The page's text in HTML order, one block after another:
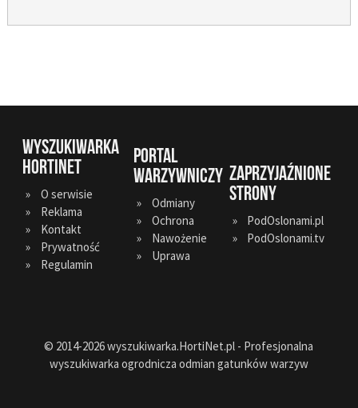
WYSZUKIWARKA
HORTINET
O serwisie
Reklama
Kontakt
Prywatność
Regulamin
PORTAL
WARZYWNICZY
Odmiany
Ochrona
Nawożenie
Uprawa
ZAPRZYJAŹNIONE
STRONY
PodOslonami.pl
PodOslonami.tv
© 2014-2026 wyszukiwarka.HortiNet.pl - Profesjonalna
wyszukiwarka ogrodnicza odmian gatunków warzyw